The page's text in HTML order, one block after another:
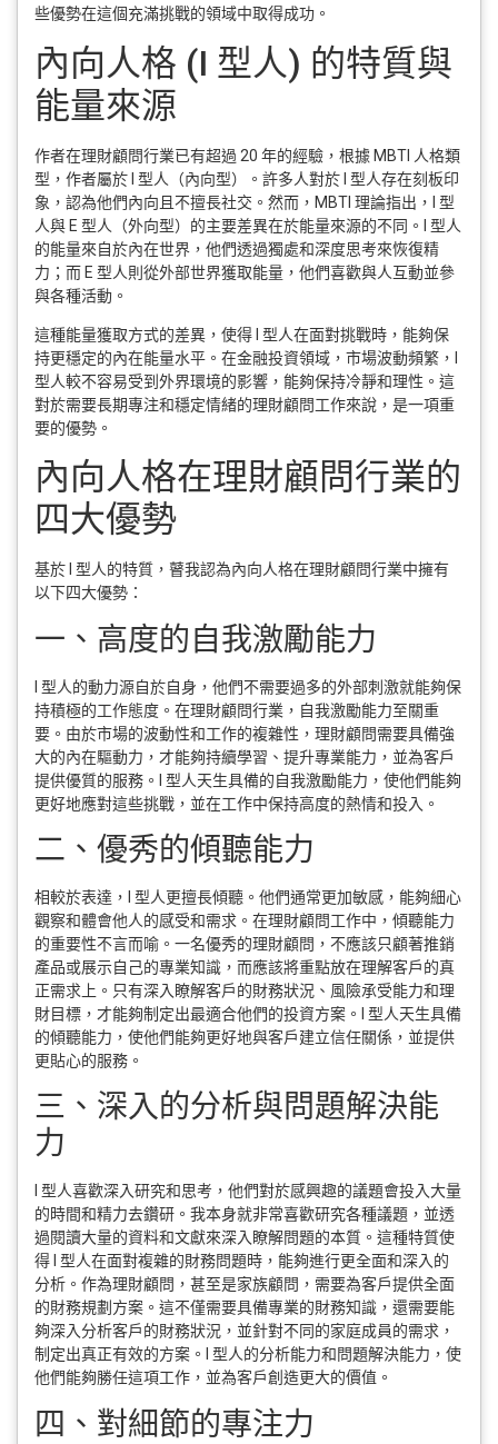
些優勢在這個充滿挑戰的領域中取得成功。
內向人格 (I 型人) 的特質與
能量來源
作者在理財顧問行業已有超過 20 年的經驗，根據 MBTI 人格類
型，作者屬於 I 型人（內向型）。許多人對於 I 型人存在刻板印
象，認為他們內向且不擅長社交。然而，MBTI 理論指出，I 型
人與 E 型人（外向型）的主要差異在於能量來源的不同。I 型人
的能量來自於內在世界，他們透過獨處和深度思考來恢復精
力；而 E 型人則從外部世界獲取能量，他們喜歡與人互動並參
與各種活動。
這種能量獲取方式的差異，使得 I 型人在面對挑戰時，能夠保
持更穩定的內在能量水平。在金融投資領域，市場波動頻繁，I
型人較不容易受到外界環境的影響，能夠保持冷靜和理性。這
對於需要長期專注和穩定情緒的理財顧問工作來說，是一項重
要的優勢。
內向人格在理財顧問行業的
四大優勢
基於 I 型人的特質，瞽我認為內向人格在理財顧問行業中擁有
以下四大優勢：
一、高度的自我激勵能力
I 型人的動力源自於自身，他們不需要過多的外部刺激就能夠保
持積極的工作態度。在理財顧問行業，自我激勵能力至關重
要。由於市場的波動性和工作的複雜性，理財顧問需要具備強
大的內在驅動力，才能夠持續學習、提升專業能力，並為客戶
提供優質的服務。I 型人天生具備的自我激勵能力，使他們能夠
更好地應對這些挑戰，並在工作中保持高度的熱情和投入。
二、優秀的傾聽能力
相較於表達，I 型人更擅長傾聽。他們通常更加敏感，能夠細心
觀察和體會他人的感受和需求。在理財顧問工作中，傾聽能力
的重要性不言而喻。一名優秀的理財顧問，不應該只顧著推銷
產品或展示自己的專業知識，而應該將重點放在理解客戶的真
正需求上。只有深入瞭解客戶的財務狀況、風險承受能力和理
財目標，才能夠制定出最適合他們的投資方案。I 型人天生具備
的傾聽能力，使他們能夠更好地與客戶建立信任關係，並提供
更貼心的服務。
三、深入的分析與問題解決能
力
I 型人喜歡深入研究和思考，他們對於感興趣的議題會投入大量
的時間和精力去鑽研。我本身就非常喜歡研究各種議題，並透
過閱讀大量的資料和文獻來深入瞭解問題的本質。這種特質使
得 I 型人在面對複雜的財務問題時，能夠進行更全面和深入的
分析。作為理財顧問，甚至是家族顧問，需要為客戶提供全面
的財務規劃方案。這不僅需要具備專業的財務知識，還需要能
夠深入分析客戶的財務狀況，並針對不同的家庭成員的需求，
制定出真正有效的方案。I 型人的分析能力和問題解決能力，使
他們能夠勝任這項工作，並為客戶創造更大的價值。
四、對細節的專注力